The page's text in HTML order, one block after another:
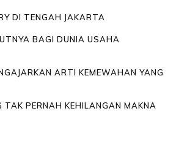
DI TENGAH JAKARTA
BAGI DUNIA USAHA
ARTI KEMEWAHAN YANG
TAK PERNAH KEHILANGAN MAKNA